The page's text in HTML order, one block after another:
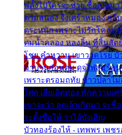
พลั้งไปใครจะช่วย ซื้อเปลม
ตามสนอง จึงเศร้าหมอง กลี
ตระหนัก เพราะไม่รักโคลน
ตมน้ำคลอง หลงลิ้น ที่สิ้นสัต
โชย คำหวาน เขาวาดโรย
มาบานก่อนตูม ดุจไฟสุมร้อน
เพราะตรอมฤทัย ข้าวปลาไ
โศก เสียเถิดทอง พักความเ
เขาจะว่า ลูกเจ้าเกิดมา จะ
จะตั้งชื่อให้ ว่าไอ้บังเอิญ
บัวทองร้องไห้ - เทพพร เพช